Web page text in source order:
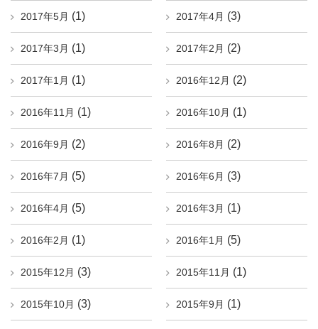
2017年5月 (1) 2017年4月 (3)
2017年3月 (1) 2017年2月 (2)
2017年1月 (1) 2016年12月 (2)
2016年11月 (1) 2016年10月 (1)
2016年9月 (2) 2016年8月 (2)
2016年7月 (5) 2016年6月 (3)
2016年4月 (5) 2016年3月 (1)
2016年2月 (1) 2016年1月 (5)
2015年12月 (3) 2015年11月 (1)
2015年10月 (3) 2015年9月 (1)